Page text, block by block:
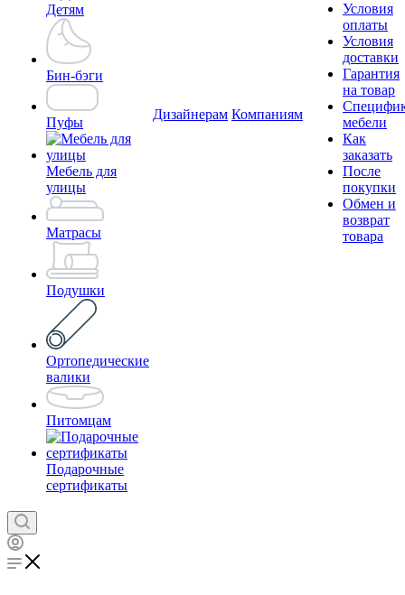
Детям
Бин-бэги
Пуфы
Мебель для
улицы
Матрасы
Подушки
Ортопедические
валики
Питомцам
Подарочные
сертификаты
Дизайнерам Компаниям
Условия
оплаты
Условия
доставки
Гарантия
на товар
мебели
Как
заказать
После
покупки
Обмен и
возврат
товара